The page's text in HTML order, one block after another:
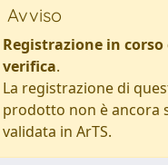
Avviso
Registrazione in corso
verifica.
La registrazione di
prodotto non è ancora
validata in ArTS.